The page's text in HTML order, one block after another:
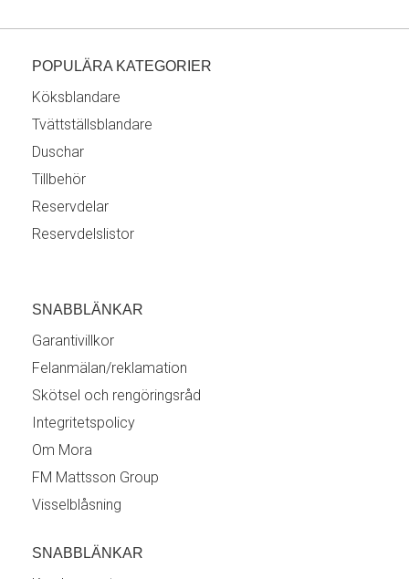
POPULÄRA KATEGORIER
Köksblandare
Tvättställsblandare
Duschar
Tillbehör
Reservdelar
Reservdelslistor
SNABBLÄNKAR
Garantivillkor
Felanmälan/reklamation
Skötsel och rengöringsråd
Integritetspolicy
Om Mora
FM Mattsson Group
Visselblåsning
SNABBLÄNKAR